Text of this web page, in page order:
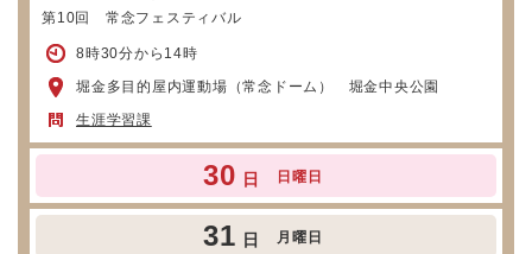
第10回 常念フェスティバル
8時30分から14時
堀金多目的屋内運動場（常念ドーム） 堀金中央公園
生涯学習課
30 日 日曜日
31 日 月曜日